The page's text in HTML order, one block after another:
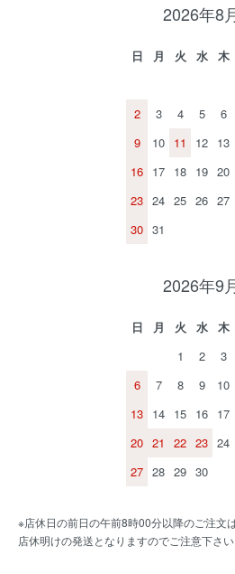
2026年8
日 月 火 水 木
2
3 4 5 6
9
10 11 12 13
16 17 18 19 20
23 24 25 26 27
30 31
2026年9
日 月 火 水 木
1
2 3
6
7 8 9 10
13 14 15 16 17
20 21 22 23 24
27 28 29 30
※店休日の前日の午前8時00分以降のご注文は
店休明けの発送となりますのでご注意下さい